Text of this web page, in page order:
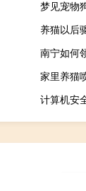
梦见宠物
养猫以后
南宁如何
家里养猫
计算机安